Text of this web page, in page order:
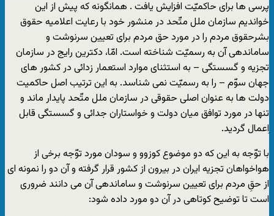
پرسی ها برای حاکمیّت افزایش یافت . همانگونه که پیش از این
خواندیم سازمان ملل متّحد در منشور خود با رعایت اعلامیه حقوق
بشرحقوق مردم را در مورد حق مردم برای تعیین سرنوشت و
ساماندهی آن به رسمیّت شناخته است. امّا، دکترین رایج در سازمان
تجزیه و گسستگی – به استثنای موارد استعمار زدائی در کشور های
جهان سوّم – را به رسمیّت نمی شناسد. به این ترتیب اصل حاکمیت
دولت ها به عنوان اصلی حقوقی در سازمان ملل متّحد پایدار ماند و
تنها در مورد توافق میان دولت و خواستاران جدائی و گسستگی قابل
اِعمال گردید.
با توّجه به این که دو موضوع کوزوو و سودان مورد توّجه برخی از
هواخواهان تجزیه ایران در بیرون از کشور قرار گرفته و آن دو را نمونه ای
از حقِ مردم برای تعیین سرنوشت و ساماندهی آن می دانند ضروری
است تا توضیح کوتاهی در آن دو مورد داده شود: